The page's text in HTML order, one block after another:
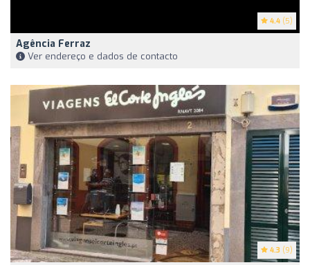
4.4 (5)
Agência Ferraz
Ver endereço e dados de contacto
4.3 (9)